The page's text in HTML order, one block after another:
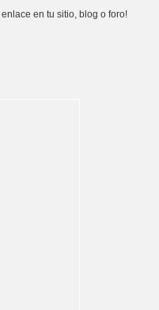
en tu sitio, blog o foro!